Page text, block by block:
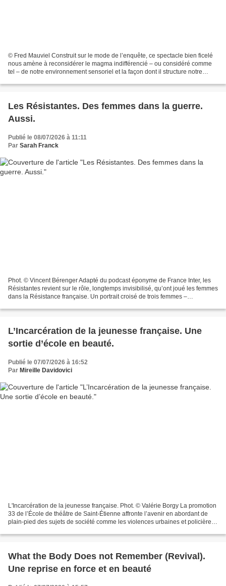
© Fred Mauviel Construit sur le mode de l’enquête, ce spectacle bien ficelé
nous amène à reconsidérer le magma indifférencié – ou considéré comme
tel – de notre environnement sensoriel et la façon dont il structure notre
Les Résistantes. Des femmes dans la guerre.
Aussi.
Publié le 08/07/2026 à 11:11
Par Sarah Franck
Phot. © Vincent Bérenger Adapté du podcast éponyme de France Inter, les
Résistantes revient sur le rôle, longtemps invisibilisé, qu’ont joué les femmes
dans la Résistance française. Un portrait croisé de trois femmes –
L’Incarcération de la jeunesse française. Une
sortie d’école en beauté.
Publié le 07/07/2026 à 16:52
Par Mireille Davidovici
L'Incarcération de la jeunesse française. Phot. © Valérie Borgy La promotion
33 de l’École de théâtre de Saint-Étienne affronte l’avenir en abordant de
plain-pied des sujets de société comme les violences urbaines et policières
What the Body Does not Remember (Revival).
Une reprise en force et en beauté